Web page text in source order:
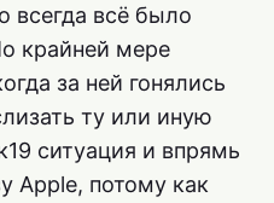
всегда всё было
крайней мере
за ней гонялись
ту или иную
ситуация и впрямь
Apple, потому как